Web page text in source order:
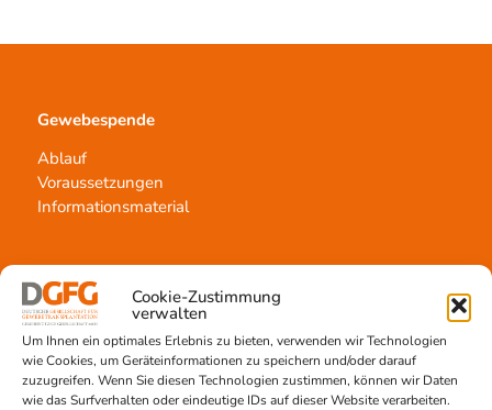
Cookie-Zustimmung
verwalten
Um Ihnen ein optimales Erlebnis zu bieten, verwenden wir Technologien
wie Cookies, um Geräteinformationen zu speichern und/oder darauf
zuzugreifen. Wenn Sie diesen Technologien zustimmen, können wir Daten
wie das Surfverhalten oder eindeutige IDs auf dieser Website verarbeiten.
Gewebespende
Ablauf
Voraussetzungen
Informationsmaterial
Kontakt
Team Hannover
Spendestandorte
Vermittlungsstelle